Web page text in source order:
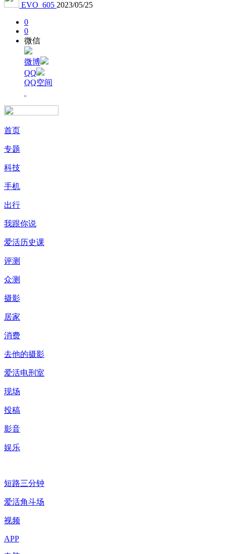
EVO_605 2023/05/25
0
0
微信
微博
QQ
QQ空间
首页
专题
科技
手机
出行
我跟你说
爱活历史课
评测
众测
摄影
居家
消费
去他的摄影
爱活电刑室
现场
投稿
影音
娱乐
短路三分钟
爱活角斗场
视频
APP